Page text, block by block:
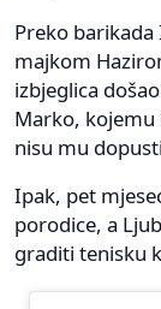
Preko
majkom
izbjeglica
Marko, kojemu
nisu mu
Ipak, pet
porodice, a
graditi tenisku